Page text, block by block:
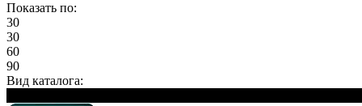
Показать по:
30
30
60
90
Вид каталога: